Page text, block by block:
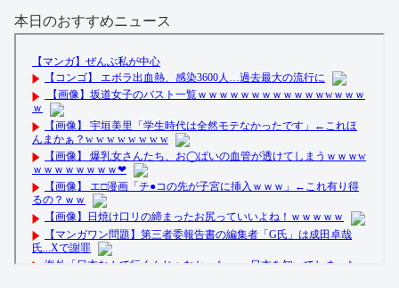
本日のおすすめニュース